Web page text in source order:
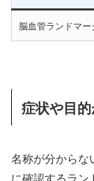
脳血管ランドマー
症状や目
名称が分からな
に確認するラン